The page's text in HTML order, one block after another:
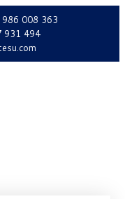
986 008 363
931 494